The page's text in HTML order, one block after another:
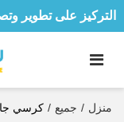
التركيز على تطوير
منزل / جميع / كرسي